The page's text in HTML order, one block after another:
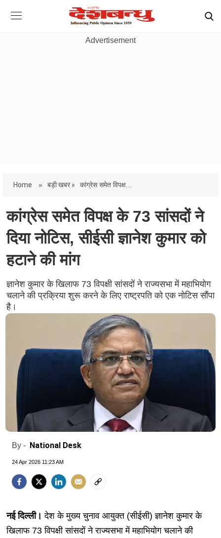
Advertisement
Home » बड़ी खबर » कांग्रेस समेत विपक्ष...
कांग्रेस समेत विपक्ष के 73 सांसदों ने
दिया नोटिस, सीईसी ज्ञानेश कुमार को
हटाने की मांग
ज्ञानेश कुमार के खिलाफ 73 विपक्षी सांसदों ने राज्यसभा में महाभियोग
चलाने की प्रक्रिया शुरू करने के लिए राष्ट्रपति को एक नोटिस सौंपा
है।
By - National Desk
24 Apr 2026 11:23 AM
नई दिल्ली। देश के मुख्य चुनाव आयुक्त (सीईसी) ज्ञानेश कुमार के
खिलाफ 73 विपक्षी सांसदों ने राज्यसभा में महाभियोग चलाने की